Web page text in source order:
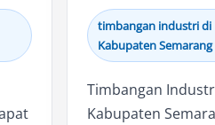
timbangan industri di
Kabupaten Semarang
Timbangan
Kabupaten